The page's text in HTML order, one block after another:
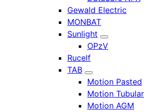
Gewald Electric
MONBAT
Sunlight
OPzV
Rucelf
TAB
Motion Pasted
Motion Tubular
Motion AGM